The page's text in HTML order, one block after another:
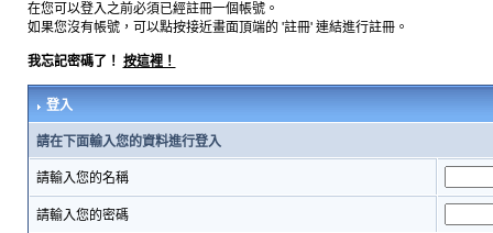
在您可以登入之前必須已經註冊一個帳號。
如果您沒有帳號，可以點按接近畫面頂端的 '註冊' 連結進行註冊。
我忘記密碼了！ 按這裡！
登入
請在下面輸入您的資料進行登入
請輸入您的名稱
請輸入您的密碼